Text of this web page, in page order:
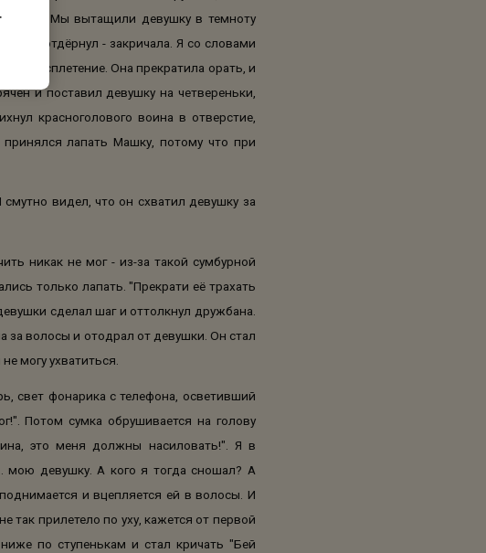
блин. Мы вытащили девушку в темноту
я её отдёрнул - закричала. Я со словами
сплетение. Она прекратила орать, и
и поставил девушку на четвереньки,
красноголового воина в отверстие,
лапать Машку, потому что при
видел, что он схватил девушку за
никак не мог - из-за такой сумбурной
только лапать. "Прекрати её трахать
сделал шаг и оттолкнул дружбана.
за волосы и отодрал от девушки. Он стал
могу ухватиться.
свет фонарика с телефона, осветивший
Потом сумка обрушивается на голову
это меня должны насиловать!". Я в
мою девушку. А кого я тогда сношал? А
и вцепляется ей в волосы. И
прилетело по уху, кажется от первой
по ступенькам и стал кричать "Бей